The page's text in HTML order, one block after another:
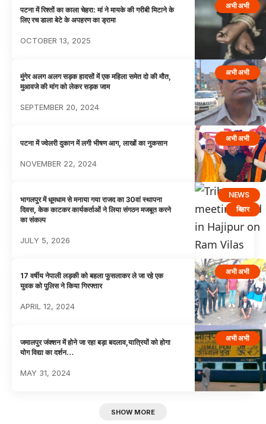
अभी अभी
पटना में रिश्तों का काला चेहरा: मां ने मायके की गरीबी मिटाने के
लिए रच डाला बेटे के अपहरण का ड्रामा
OCTOBER 13, 2025
अभी अभी
मुंगेर अलग अलग सड़क हादसों में एक महिला समेत दो की मौत,
मुआवजे की मांग को लेकर सड़क जाम
SEPTEMBER 20, 2024
अभी अभी
पटना में ज्वेलरी दुकान में लगी भीषण आग, लाखों का नुकसान
NOVEMBER 22, 2024
NEWS
बिहार
भागलपुर में धूमधाम से मनाया गया राजद का 30वां स्थापना
दिवस, केक काटकर कार्यकर्ताओं ने लिया संगठन मजबूत करने
का संकल्प
JULY 5, 2026
अभी अभी
17 वर्षीय नेपाली लड़की को बहला फुसलाकर ले जा रहे एक
युवक को पुलिस ने किया गिरफ्तार
APRIL 12, 2024
अभी अभी
जमालपुर जंक्शन में होने जा रहा बड़ा बदलाव,यात्रियों को होगा
योग विद्या का दर्शन…
MAY 31, 2024
SHOW MORE